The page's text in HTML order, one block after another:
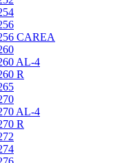
CAREA
AL-4
R
AL-4
R